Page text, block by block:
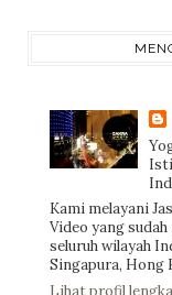
Kami melayani
Video yang
seluruh wilayah
Singapura, Hong
Lihat profil